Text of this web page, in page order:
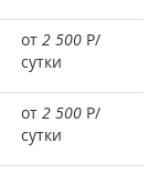
от 2 500 Р/
сутки
от 2 500 Р/
сутки